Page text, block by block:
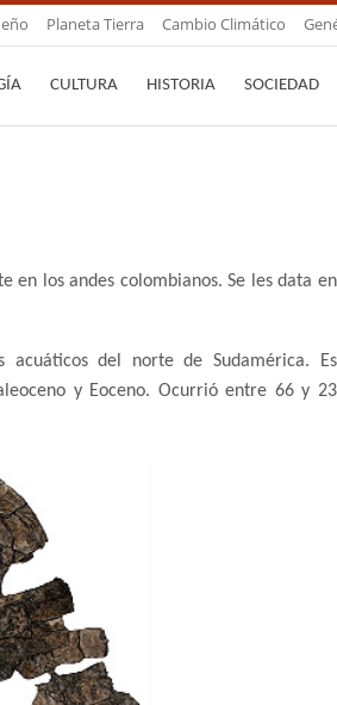
Planeta Tierra Cambio Climático
CULTURA HISTORIA SOCIEDAD
en los andes colombianos. Se les data en
del norte de Sudamérica. Es
y Eoceno. Ocurrió entre 66 y 23